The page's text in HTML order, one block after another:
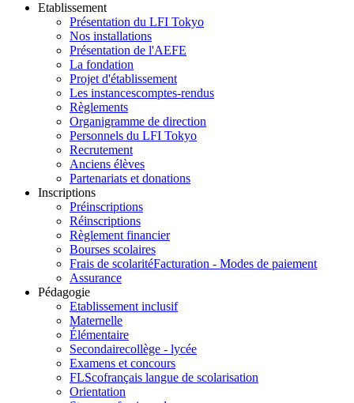
Etablissement
Présentation du LFI Tokyo
Nos installations
Présentation de l'AEFE
La fondation
Projet d'établissement
Les instancescomptes-rendus
Règlements
Organigramme de direction
Personnels du LFI Tokyo
Recrutement
Anciens élèves
Partenariats et donations
Inscriptions
Préinscriptions
Réinscriptions
Règlement financier
Bourses scolaires
Frais de scolaritéFacturation - Modes de paiement
Assurance
Pédagogie
Etablissement inclusif
Maternelle
Élémentaire
Secondairecollège - lycée
Examens et concours
FLScofrançais langue de scolarisation
Orientation